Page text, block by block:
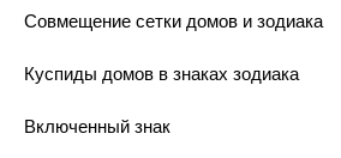
Совмещение сетки домов и зодиака
Куспиды домов в знаках зодиака
Включенный знак